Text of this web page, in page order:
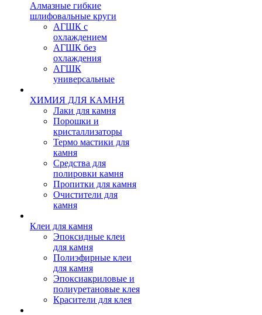
Алмазные гибкие
шлифовальные круги
АГШК с
охлаждением
АГШК без
охлаждения
АГШК
универсальные
ХИМИЯ ДЛЯ КАМНЯ
Лаки для камня
Порошки и
кристаллизаторы
Термо мастики для
камня
Средства для
полировки камня
Пропитки для камня
Очистители для
камня
Клеи для камня
Эпоксидные клеи
для камня
Полиэфирные клеи
для камня
Эпоксиакриловые и
полиуретановые клея
Красители для клея